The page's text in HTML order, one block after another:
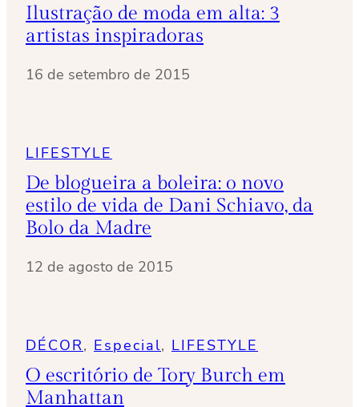
Ilustração de moda em alta: 3
artistas inspiradoras
16 de setembro de 2015
LIFESTYLE
De blogueira a boleira: o novo
estilo de vida de Dani Schiavo, da
Bolo da Madre
12 de agosto de 2015
DÉCOR, Especial, LIFESTYLE
O escritório de Tory Burch em
Manhattan